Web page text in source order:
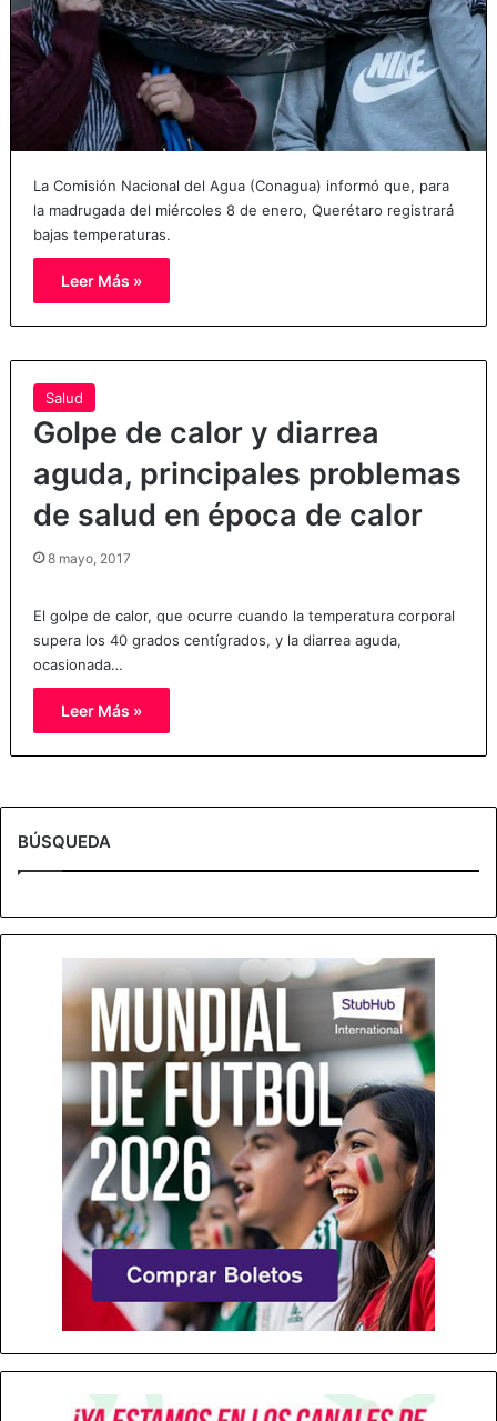
La Comisión Nacional del Agua (Conagua) informó que, para
la madrugada del miércoles 8 de enero, Querétaro registrará
bajas temperaturas.
Leer Más »
Salud
Golpe de calor y diarrea
aguda, principales problemas
de salud en época de calor
8 mayo, 2017
El golpe de calor, que ocurre cuando la temperatura corporal
supera los 40 grados centígrados, y la diarrea aguda,
ocasionada…
Leer Más »
BÚSQUEDA